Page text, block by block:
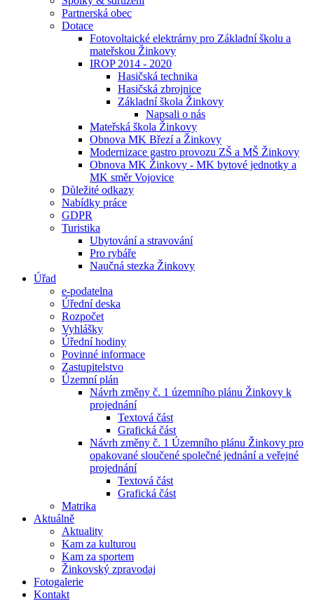
Partnerská obec
Dotace
Fotovoltaické elektrárny pro Základní školu a
mateřskou Žinkovy
IROP 2014 - 2020
Hasičská technika
Hasičská zbrojnice
Základní škola Žinkovy
Napsali o nás
Mateřská škola Žinkovy
Obnova MK Březí a Žinkovy
Modernizace gastro provozu ZŠ a MŠ Žinkovy
Obnova MK Žinkovy - MK bytové jednotky a
MK směr Vojovice
Důležité odkazy
Nabídky práce
GDPR
Turistika
Ubytování a stravování
Pro rybáře
Naučná stezka Žinkovy
Úřad
e-podatelna
Úřední deska
Rozpočet
Vyhlášky
Úřední hodiny
Povinné informace
Zastupitelstvo
Územní plán
Návrh změny č. 1 územního plánu Žinkovy k
projednání
Textová část
Grafická část
Návrh změny č. 1 Územního plánu Žinkovy pro
opakované sloučené společné jednání a veřejné
projednání
Textová část
Grafická část
Matrika
Aktuálně
Aktuality
Kam za kulturou
Kam za sportem
Žinkovský zpravodaj
Fotogalerie
Kontakt